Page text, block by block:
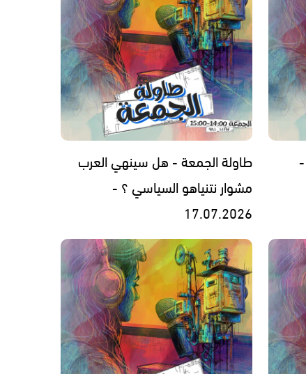
طاولة الجمعة - هل سينهي العرب
مشوار نتنياهو السياسي ؟ -
17.07.2026